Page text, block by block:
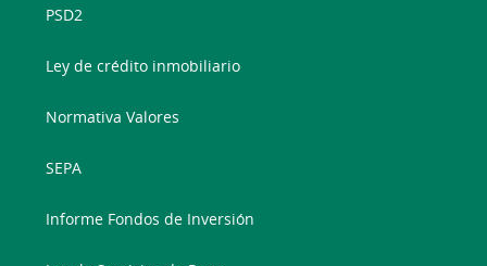
PSD2
Ley de crédito inmobiliario
Normativa Valores
SEPA
Informe Fondos de Inversión